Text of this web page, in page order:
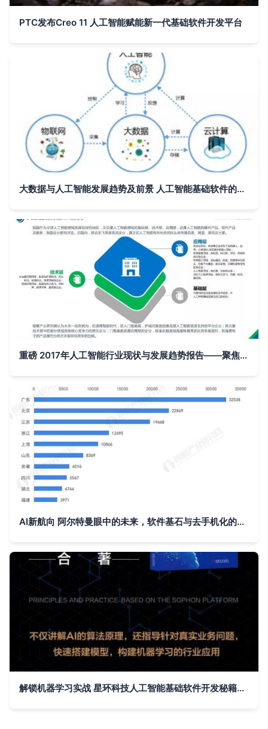
PTC发布Creo 11 人工智能赋能新一代基础软件开发平台
大数据与人工智能发展趋势及前景 人工智能基础软件的突破与展望
重磅 2017年人工智能行业现状与发展趋势报告——聚焦基础软件开发
AI新航向 阿尔特曼眼中的未来，软件基石与去手机化的智能世界
解锁机器学习实战 星环科技人工智能基础软件开发秘籍问世